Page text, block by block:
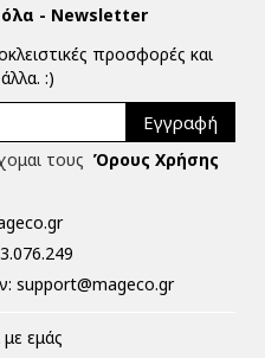
- Newsletter
προσφορές και
:)
Εγγραφή
τους Όρους Χρήσης
support@mageco.gr
εμάς